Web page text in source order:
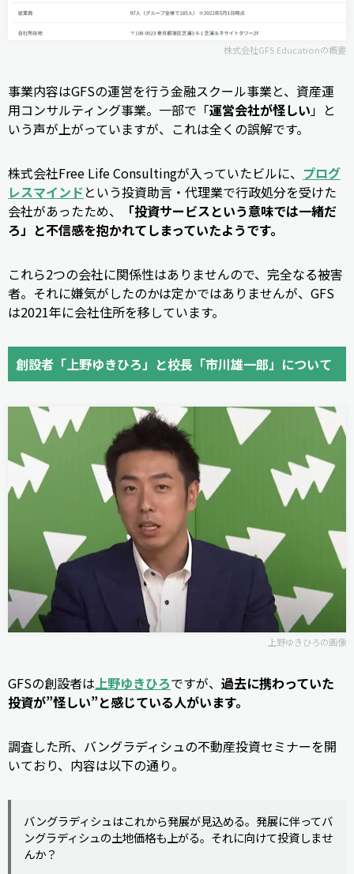
株式会社GFS Educationの概要
事業内容はGFSの運営を行う金融スクール事業と、資産運
用コンサルティング事業。一部で「運営会社が怪しい 」と
いう声が上がっていますが、これは全くの誤解です。
株式会社Free Life Consultingが入っていたビルに、 プログ
レスマインドという投資助言・代理業で行政処分を受けた
会社があったため、
「投資サービスという意味では一緒だ
ろ」と不信感を抱かれてしまっていたようです。
これら2つの会社に関係性はありませんので、完全なる被害
者。それに嫌気がしたのかは定かではありませんが、GFS
は2021年に会社住所を移しています。
創設者「上野ゆきひろ」と校長「市川雄一郎」について
上野ゆきひろの画像
GFSの創設者は上野ゆきひろですが、 過去に携わっていた
投資が”怪しい”と感じている人がいます。
調査した所、バングラディシュの不動産投資セミナーを開
いており、内容は以下の通り。
バングラディシュはこれから発展が見込める。発展に伴ってバ
ングラディシュの土地価格も上がる。それに向けて投資しませ
んか？